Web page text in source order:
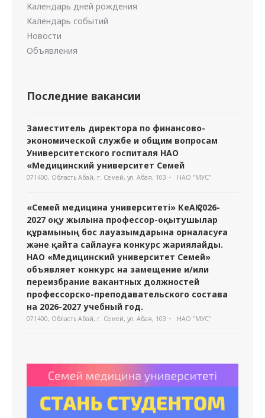
Календарь дней рождения
Календарь событий
Новости
Объявления
Последние вакансии
Заместитель директора по финансово-
экономической службе и общим вопросам
Университетского госпиталя НАО
«Медицинский университет Семей
071400, Область Абай, г. Семей, ул. Абая, 103 НАО "МУС"
«Семей медицина университеті» КеАҚ 2026-
2027 оқу жылына профессор-оқытушылар
құрамының бос лауазымдарына орналасуға
және қайта сайлауға конкурс жариялайды.
НАО «Медицинский университет Семей»
объявляет конкурс на замещение и/или
переизбрание вакантных должностей
профессорско-преподавательского состава
на 2026-2027 учебный год.
071400, Область Абай, г. Семей, ул. Абая, 103 НАО "МУС"